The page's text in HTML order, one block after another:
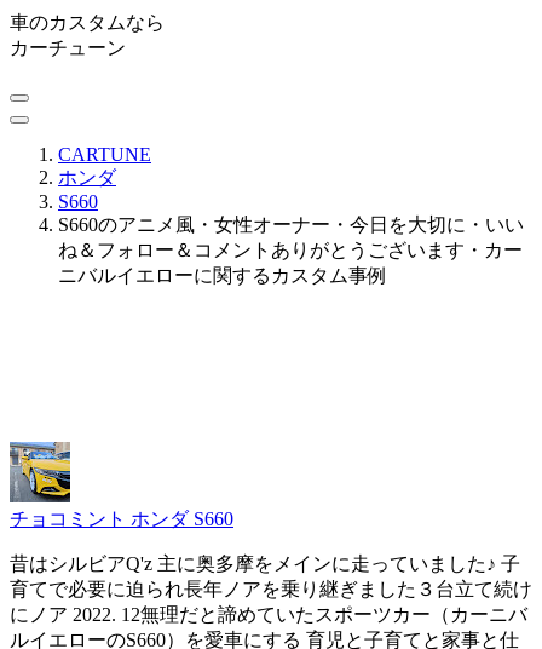
車のカスタムなら
カーチューン
CARTUNE
ホンダ
S660
S660のアニメ風・女性オーナー・今日を大切に・いい
ね＆フォロー＆コメントありがとうございます・カー
ニバルイエローに関するカスタム事例
チョコミント ホンダ S660
昔はシルビアQ'z 主に奥多摩をメインに走っていました♪ 子
育てで必要に迫られ長年ノアを乗り継ぎました３台立て続け
にノア 2022. 12無理だと諦めていたスポーツカー（カーニバ
ルイエローのS660）を愛車にする 育児と子育てと家事と仕